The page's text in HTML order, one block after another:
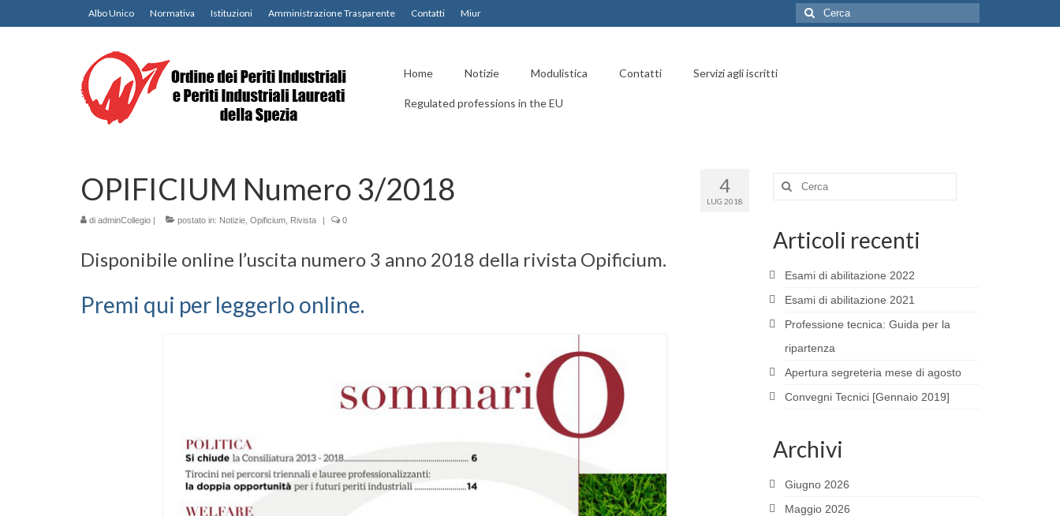
Albo Unico Normativa Istituzioni Amministrazione Trasparente Contatti Miur Cerca:
Home Notizie Modulistica Contatti Servizi agli iscritti
Regulated professions in the EU
4
LUG 2018
OPIFICIUM Numero 3/2018
di adminCollegio | postato in: Notizie Opificium Rivista | 0
Disponibile online l’uscita numero 3 anno 2018 della rivista Opificium.
Premi qui per leggerlo online.
Cerca:
Articoli recenti
Esami di abilitazione 2022
Esami di abilitazione 2021
Professione tecnica: Guida per la
ripartenza
Apertura segreteria mese di agosto
Convegni Tecnici [Gennaio 2019]
Archivi
Giugno 2026
Maggio 2026